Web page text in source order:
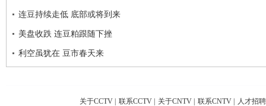
连豆持续走低 底部或将到来
美盘收跌 连豆粕跟随下挫
利空虽犹在 豆市春天来
关于CCTV | 联系CCTV | 关于CNTV | 联系CNTV | 人才招聘